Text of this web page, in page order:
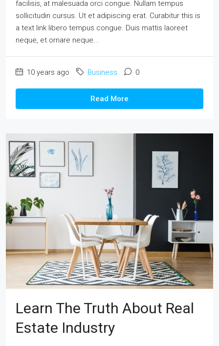
facilisis, at malesuada orci congue. Nullam tempus
sollicitudin cursus. Ut et adipiscing erat. Curabitur this is
a text link libero tempus congue. Duis mattis laoreet
neque, et ornare neque...
10 years ago Business 0
Read More
Learn The Truth About Real
Estate Industry